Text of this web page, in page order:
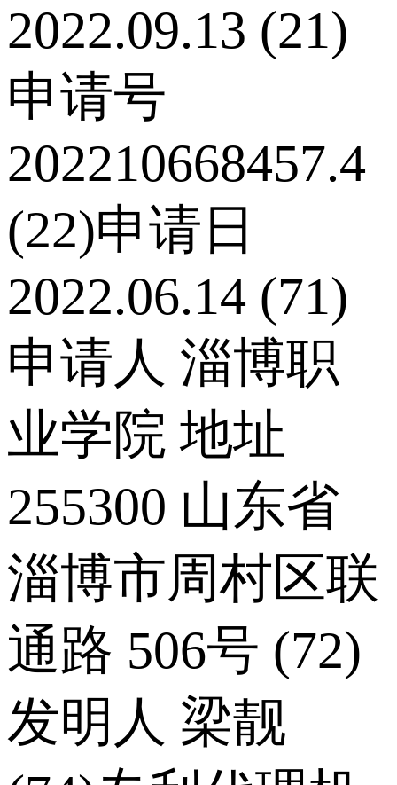
2022.09.13 (21)
申请号
202210668457.4
(22)申请日
2022.06.14 (71)
申请人 淄博职
业学院 地址
255300 山东省
淄博市周村区联
通路 506号 (72)
发明人 梁靓